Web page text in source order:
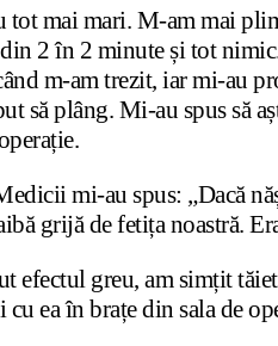
mai mari. M-am mai
2 în 2 minute și tot nimic.
m-am trezit, iar mi-au
să plâng. Mi-au spus să
mi-au spus: „Dacă
grijă de fetița noastră.
efectul greu, am simțit
ea în brațe din sala de